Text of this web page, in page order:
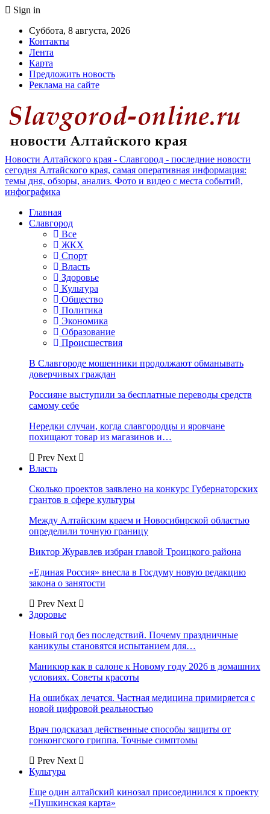
Sign in
Суббота, 8 августа, 2026
Контакты
Лента
Карта
Предложить новость
Реклама на сайте
Новости Алтайского края - Славгород - последние новости
сегодня Алтайского края, самая оперативная информация:
темы дня, обзоры, анализ. Фото и видео с места событий,
инфографика
Главная
Славгород
Все
ЖКХ
Спорт
Власть
Здоровье
Культура
Общество
Политика
Экономика
Образование
Происшествия
В Славгороде мошенники продолжают обманывать
доверчивых граждан
Россияне выступили за бесплатные переводы средств
самому себе
Нередки случаи, когда славгородцы и яровчане
похищают товар из магазинов и…
Prev Next
Власть
Сколько проектов заявлено на конкурс Губернаторских
грантов в сфере культуры
Между Алтайским краем и Новосибирской областью
определили точную границу
Виктор Журавлев избран главой Троицкого района
«Единая Россия» внесла в Госдуму новую редакцию
закона о занятости
Prev Next
Здоровье
Новый год без последствий. Почему праздничные
каникулы становятся испытанием для…
Маникюр как в салоне к Новому году 2026 в домашних
условиях. Советы красоты
На ошибках лечатся. Частная медицина примиряется с
новой цифровой реальностью
Врач подсказал действенные способы защиты от
гонконгского гриппа. Точные симптомы
Prev Next
Культура
Еще один алтайский кинозал присоединился к проекту
«Пушкинская карта»